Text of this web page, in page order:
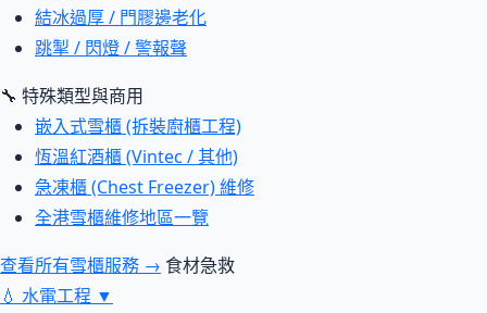
結冰過厚 / 門膠邊老化
跳掣 / 閃燈 / 警報聲
🔧 特殊類型與商用
嵌入式雪櫃 (拆裝廚櫃工程)
恆溫紅酒櫃 (Vintec / 其他)
急凍櫃 (Chest Freezer) 維修
全港雪櫃維修地區一覽
查看所有雪櫃服務 → 食材急救
💧 水電工程 ▼